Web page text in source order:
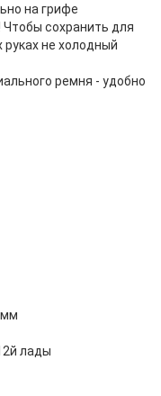
на грифе
сохранить для
не холодный
ремня - удобно
мм
лады